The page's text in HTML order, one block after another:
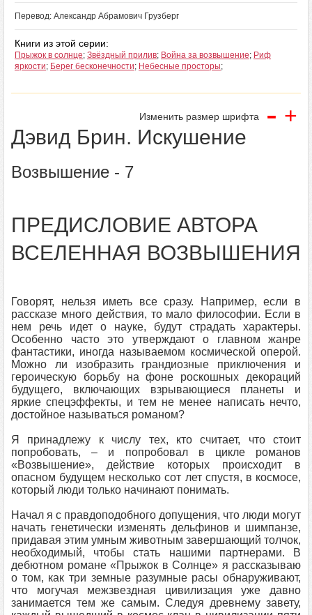
Перевод: Александр Абрамович Грузберг
Книги из этой серии:
Прыжок в солнце; Звёздный прилив; Война за возвышение; Риф
яркости; Берег бесконечности; Небесные просторы;
Изменить размер шрифта - +
Дэвид Брин. Искушение
Возвышение - 7
ПРЕДИСЛОВИЕ АВТОРА
ВСЕЛЕННАЯ ВОЗВЫШЕНИЯ
Говорят, нельзя иметь все сразу. Например, если в
рассказе много действия, то мало философии. Если в
нем речь идет о науке, будут страдать характеры.
Особенно часто это утверждают о главном жанре
фантастики, иногда называемом космической оперой.
Можно ли изобразить грандиозные приключения и
героическую борьбу на фоне роскошных декораций
будущего, включающих взрывающиеся планеты и
яркие спецэффекты, и тем не менее написать нечто,
достойное называться романом?
Я принадлежу к числу тех, кто считает, что стоит
попробовать, – и попробовал в цикле романов
«Возвышение», действие которых происходит в
опасном будущем несколько сот лет спустя, в космосе,
который люди только начинают понимать.
Начал я с правдоподобного допущения, что люди могут
начать генетически изменять дельфинов и шимпанзе,
придавая этим умным животным завершающий толчок,
необходимый, чтобы стать нашими партнерами. В
дебютном романе «Прыжок в Солнце» я рассказываю
о том, как три земные разумные расы обнаруживают,
что могучая межзвездная цивилизация уже давно
занимается тем же самым. Следуя древнему завету,